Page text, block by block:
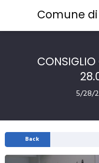
Comune
5/28/
Back